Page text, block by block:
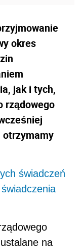
okres
jak i tych,
rządowego
otrzymamy
świadczeń
świadczenia
na